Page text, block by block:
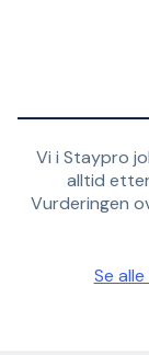
Vi i Staypro
alltid
Vurderingen
Se